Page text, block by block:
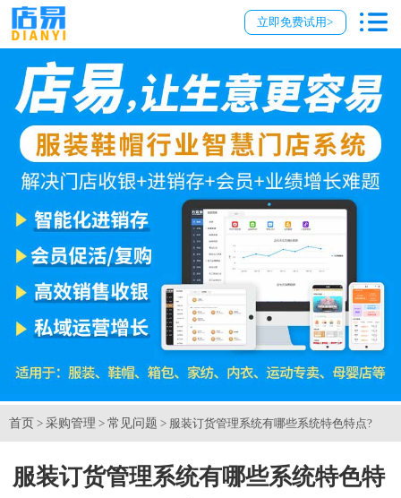
立即免费试用>
首页 > 采购管理 > 常见问题 > 服装订货管理系统有哪些系统特色特点?
服装订货管理系统有哪些系统特色特